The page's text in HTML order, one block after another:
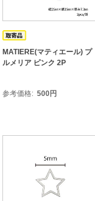
MATIERE(マティエール) プ
ルメリア ピンク 2P
参考価格 500円